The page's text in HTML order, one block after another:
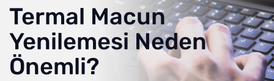
Termal Macun
Yenilemesi Neden
Önemli?